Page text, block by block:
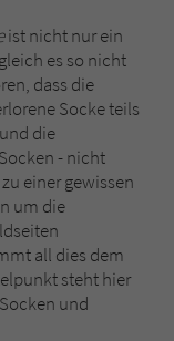
ist nicht nur ein
es so nicht
dass die
Socke teils
die
- nicht
einer gewissen
um die
all dies dem
steht hier
und